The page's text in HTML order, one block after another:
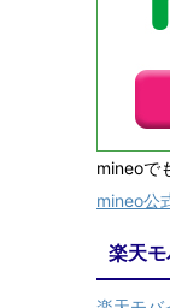
mineoで
mineo公
楽天